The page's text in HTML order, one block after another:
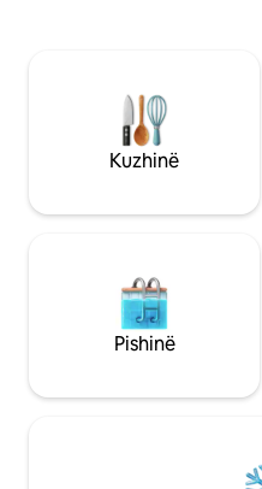
mbledhur pranë vatrës.
nivelit të lartë ndërthuret
totale pranë vendeve më të
Florida për tubing, zhytje
luksoze!
Kuzhinë
Pishinë